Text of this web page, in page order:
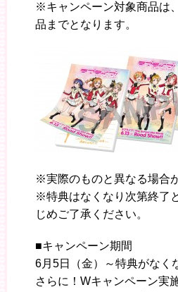
※キャンペーン対象商品は
品までとなります。
※実際のものと異なる場合
※特典はなくなり次第終了
じめご了承ください。
■キャンペーン期間
6月5日（金）～特典がなく
さらに！Wキャンペーン実